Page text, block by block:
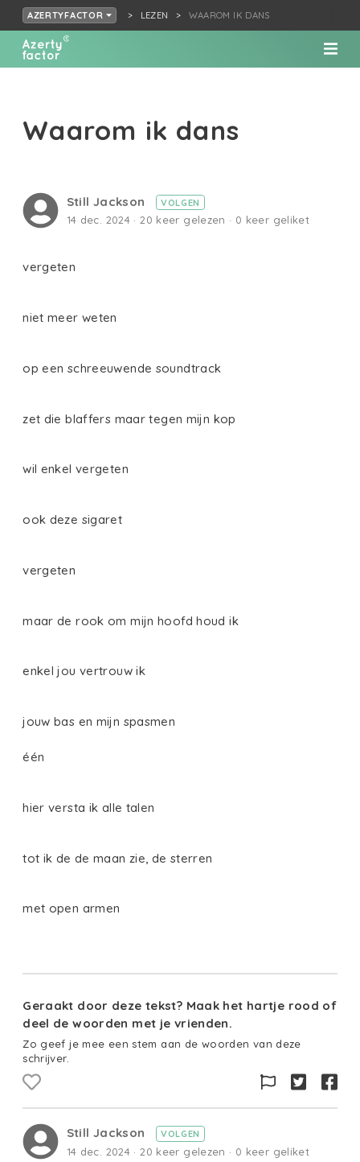
AZERTYFACTOR LEZEN WAAROM IK DANS
Waarom ik dans
Still Jackson VOLGEN
14 dec. 2024 · 20 keer gelezen · 0 keer geliket
vergeten
niet meer weten
op een schreeuwende soundtrack
zet die blaffers maar tegen mijn kop
wil enkel vergeten
ook deze sigaret
vergeten
maar de rook om mijn hoofd houd ik
enkel jou vertrouw ik
jouw bas en mijn spasmen
één
hier versta ik alle talen
tot ik de de maan zie, de sterren
met open armen
Geraakt door deze tekst? Maak het hartje rood of
deel de woorden met je vrienden.
Zo geef je mee een stem aan de woorden van deze
schrijver.
Still Jackson VOLGEN
14 dec. 2024 · 20 keer gelezen · 0 keer geliket